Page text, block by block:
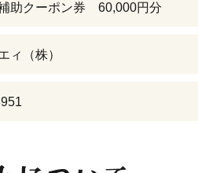
助クーポン券 60,000円分
ィ（株）